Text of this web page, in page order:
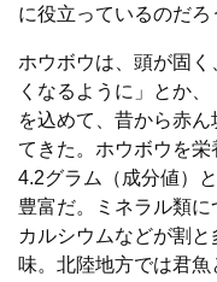
に役立っているのだろ
ホウボウは、頭が固
くなるように」とか
を込めて、昔から赤
てきた。ホウボウを
4.2グラム（成分値）
豊富だ。ミネラル類に
カルシウムなどが割
味。北陸地方では君